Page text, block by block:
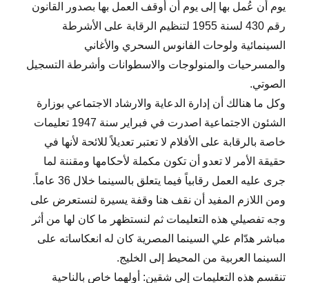
يوم أن عُمل بها إلى يوم أن أوقف العمل بها بصدور القانون
رقم 430 لسنة 1955 لتنظيم الرقابة على الأشرطة
السينمائية ولوحات الفانوس السحري والأغاني
والمسرحيات والمنولوجات والاسطوانات وأشرطة التسجيل
الصوتي.
وكل ما هنالك أن إدارة الدعاية والارشاد الاجتماعي بوزارة
الشئون الاجتماعية اصدرت في فبراير سنة 1947 تعليمات
خاصة بالرقابة على الأفلام لا تعتبر تعديلاً للائحة لأنها في
حقيقة الأمر لا تعدو أن تكون مكملة لأحكامها ومقننة لما
جرى عليه العمل رقابياً فيما يتعلق بالسينما خلال 36 عاماً.
ومن اللازم المفيد أن نقف هنا وقفة يسيرة لنستعرض على
وجه تفصيلي هذه التعليمات ثم لنستظهر ما كان لها من أثر
مباشر هدّام علي السينما المصرية كان له انعكاساته على
السينما العربية من المحيط إلى الخليج.
تنقسم هذه التعليمات إلى شقين: أولهما خاص بالناحية